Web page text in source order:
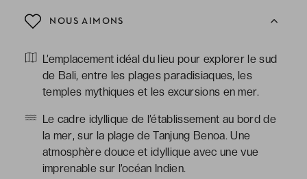
NOUS AIMONS
L’emplacement idéal du lieu pour explorer le sud
de Bali, entre les plages paradisiaques, les
temples mythiques et les excursions en mer.
Le cadre idyllique de l’établissement au bord de
la mer, sur la plage de Tanjung Benoa. Une
atmosphère douce et idyllique avec une vue
imprenable sur l’océan Indien.